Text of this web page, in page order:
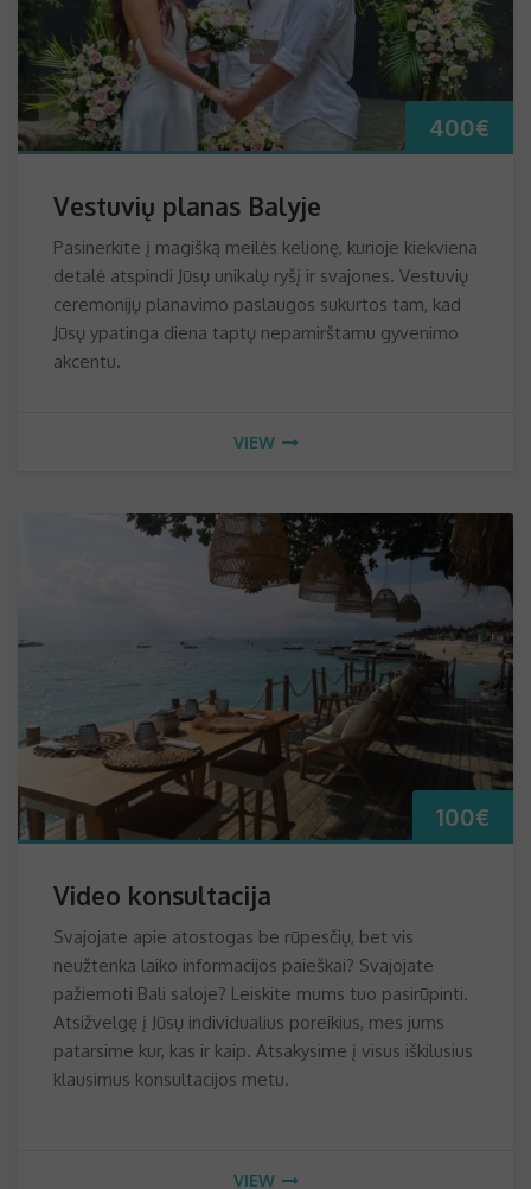
400€
Vestuvių planas Balyje
Pasinerkite į magišką meilės kelionę, kurioje kiekviena
detalė atspindi Jūsų unikalų ryšį ir svajones. Vestuvių
ceremonijų planavimo paslaugos sukurtos tam, kad
Jūsų ypatinga diena taptų nepamirštamu gyvenimo
akcentu.
VIEW
100€
Video konsultacija
Svajojate apie atostogas be rūpesčių, bet vis
neužtenka laiko informacijos paieškai? Svajojate
pažiemoti Bali saloje? Leiskite mums tuo pasirūpinti.
Atsižvelgę į Jūsų individualius poreikius, mes jums
patarsime kur, kas ir kaip. Atsakysime į visus iškilusius
klausimus konsultacijos metu.
VIEW